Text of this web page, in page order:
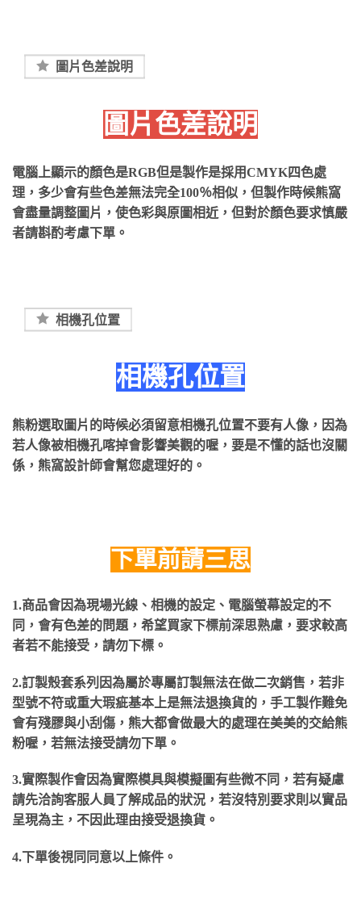
圖片色差說明
圖片色差說明
電腦上顯示的顏色是RGB但是製作是採用CMYK四色處
理，多少會有些色差無法完全100％相似，但製作時候熊窩
會盡量調整圖片，使色彩與原圖相近，但對於顏色要求慎嚴
者請斟酌考慮下單。
相機孔位置
相機孔位置
熊粉選取圖片的時候必須留意相機孔位置不要有人像，因為
若人像被相機孔喀掉會影響美觀的喔，要是不懂的話也沒關
係，熊窩設計師會幫您處理好的。
下單前請三思
1.商品會因為現場光線、相機的設定、電腦螢幕設定的不
同，會有色差的問題，希望買家下標前深思熟慮，要求較高
者若不能接受，請勿下標。
2.訂製殼套系列因為屬於專屬訂製無法在做二次銷售，若非
型號不符或重大瑕疵基本上是無法退換貨的，手工製作難免
會有殘膠與小刮傷，熊大都會做最大的處理在美美的交給熊
粉喔，若無法接受請勿下單。
3.實際製作會因為實際模具與模擬圖有些微不同，若有疑慮
請先洽詢客服人員了解成品的狀況，若沒特別要求則以實品
呈現為主，不因此理由接受退換貨。
4.下單後視同同意以上條件。